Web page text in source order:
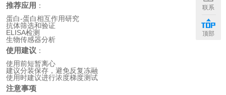
推荐应用 ：
蛋白-蛋白相互作用研究
抗体筛选和验证
ELISA检测
生物传感器分析
使用建议 ：
使用前短暂离心
建议分装保存，避免反复冻融
使用时建议进行浓度梯度测试
注意事项
联系
顶部